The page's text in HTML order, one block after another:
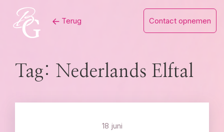
content
Terug Contact opnemen
Tag: Nederlands Elftal
18 juni